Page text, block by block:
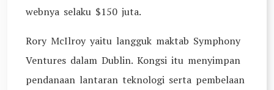
webnya selaku $150 juta.
Rory McIlroy yaitu langguk maktab Symphony
Ventures dalam Dublin. Kongsi itu menyimpan
pendanaan lantaran teknologi serta pembelaan